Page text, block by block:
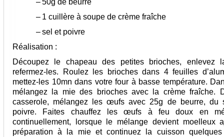
–50g de beurre
– 1 cuillère à soupe de crème fraîche
–sel et poivre
Réalisation :
Découpez le chapeau des petites brioches, enlevez
refermez-les. Roulez les brioches dans 4 feuilles
mettez-les 10mn dans votre four à basse température.
mélangez la mie des brioches avec la crème fraîche.
casserole, mélangez les œufs avec 25g de beurre, du
poivre. Faites chauffez les œufs à feu doux en
continuellement, lorsque le mélange devient moelleux
préparation à la mie et continuez la cuisson quelques